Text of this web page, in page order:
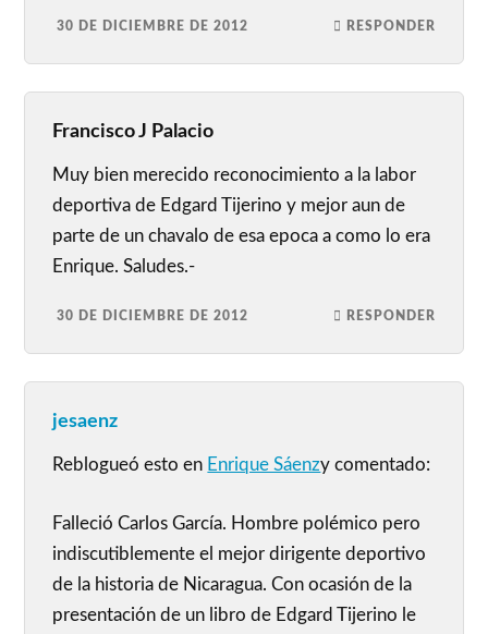
30 DE DICIEMBRE DE 2012 RESPONDER
Francisco J Palacio
Muy bien merecido reconocimiento a la labor
deportiva de Edgard Tijerino y mejor aun de
parte de un chavalo de esa epoca a como lo era
Enrique. Saludes.-
30 DE DICIEMBRE DE 2012 RESPONDER
jesaenz
Reblogueó esto en Enrique Sáenzy comentado:
Falleció Carlos García. Hombre polémico pero
indiscutiblemente el mejor dirigente deportivo
de la historia de Nicaragua. Con ocasión de la
presentación de un libro de Edgard Tijerino le